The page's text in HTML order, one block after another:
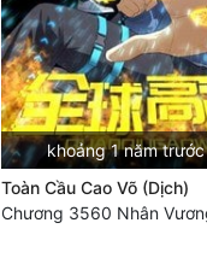
khoảng 1 năm trước
Toàn Cầu Cao Võ (Dịch)